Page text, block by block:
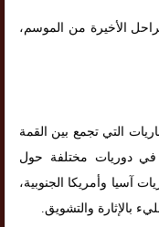
الأخيرة من الموسم،
من المباريات التي تجمع بين القمة
في دوريات مختلفة حول
آسيا وأمريكا الجنوبية،
بالإثارة والتشويق.